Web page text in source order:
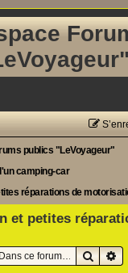
publics "LeVoyageur"
camping-car
réparations de
et petites